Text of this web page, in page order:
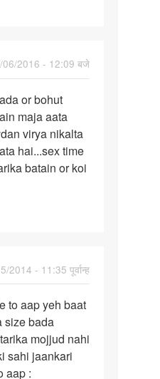
06/2016 - 12:09 बजे
or bohut
maja aata
virya nikalta
hai...sex time
batain or koi
2014 - 11:35 पूर्वान्ह
to aap yeh baat
size bada
mojjud nahi
sahi jaankari
aap :